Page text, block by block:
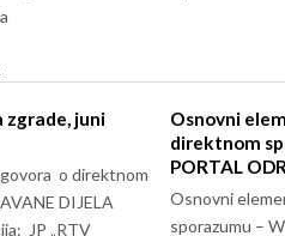
zgrade, juni
o direktnom
DIJELA
JP „RTV
Osnovni
direktnom
PORTAL
Osnovni
sporazumu –